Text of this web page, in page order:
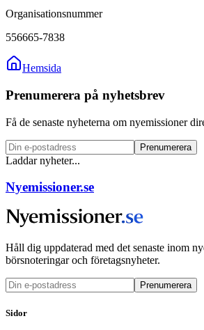
Organisationsnummer
556665-7838
Hemsida
Prenumerera på nyhetsbrev
Få de senaste nyheterna om nyemissioner
Prenumerera
Laddar nyheter...
Nyemissioner.se
Håll dig uppdaterad med det senaste inom
börsnoteringar och företagsnyheter.
Prenumerera
Sidor